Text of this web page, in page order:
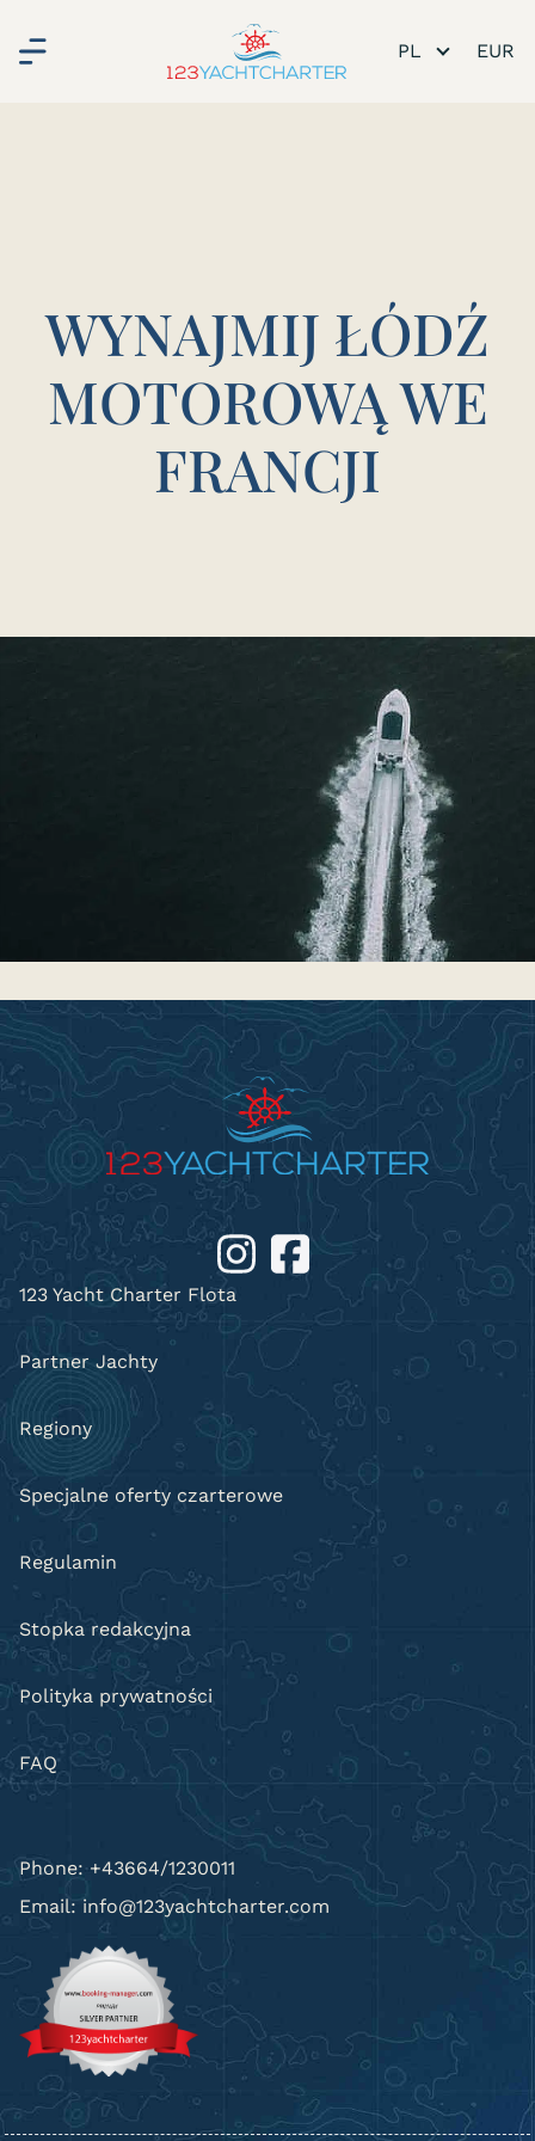
PL
WYNAJMIJ ŁÓDŹ
MOTOROWĄ WE
FRANCJI
123 Yacht Charter Flota
Partner Jachty
Regiony
Specjalne oferty czarterowe
Regulamin
Stopka redakcyjna
Polityka prywatności
FAQ
Phone: +43664/1230011
Email: info@123yachtcharter.com